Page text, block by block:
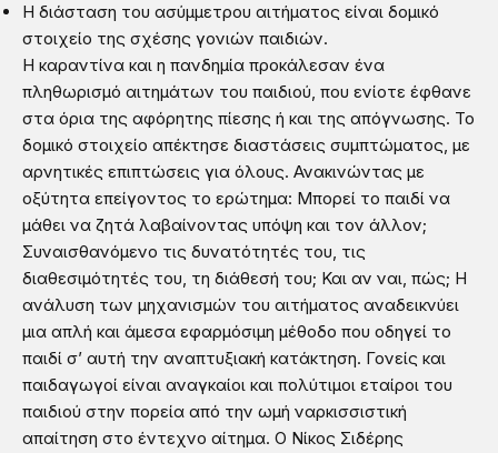
Η διάσταση του ασύμμετρου αιτήματος είναι δομικό
στοιχείο της σχέσης γονιών παιδιών.
Η καραντίνα και η πανδημία προκάλεσαν ένα
πληθωρισμό αιτημάτων του παιδιού, που ενίοτε έφθανε
στα όρια της αφόρητης πίεσης ή και της απόγνωσης. Το
δομικό στοιχείο απέκτησε διαστάσεις συμπτώματος, με
αρνητικές επιπτώσεις για όλους. Ανακινώντας με
οξύτητα επείγοντος το ερώτημα: Μπορεί το παιδί να
μάθει να ζητά λαβαίνοντας υπόψη και τον άλλον;
Συναισθανόμενο τις δυνατότητές του, τις
διαθεσιμότητές του, τη διάθεσή του; Και αν ναι, πώς; Η
ανάλυση των μηχανισμών του αιτήματος αναδεικνύει
μια απλή και άμεσα εφαρμόσιμη μέθοδο που οδηγεί το
παιδί σ’ αυτή την αναπτυξιακή κατάκτηση. Γονείς και
παιδαγωγοί είναι αναγκαίοι και πολύτιμοι εταίροι του
παιδιού στην πορεία από την ωμή ναρκισσιστική
απαίτηση στο έντεχνο αίτημα. Ο Νίκος Σιδέρης